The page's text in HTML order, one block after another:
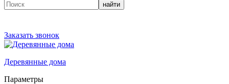
найти
Заказать звонок
Деревянные дома
Параметры